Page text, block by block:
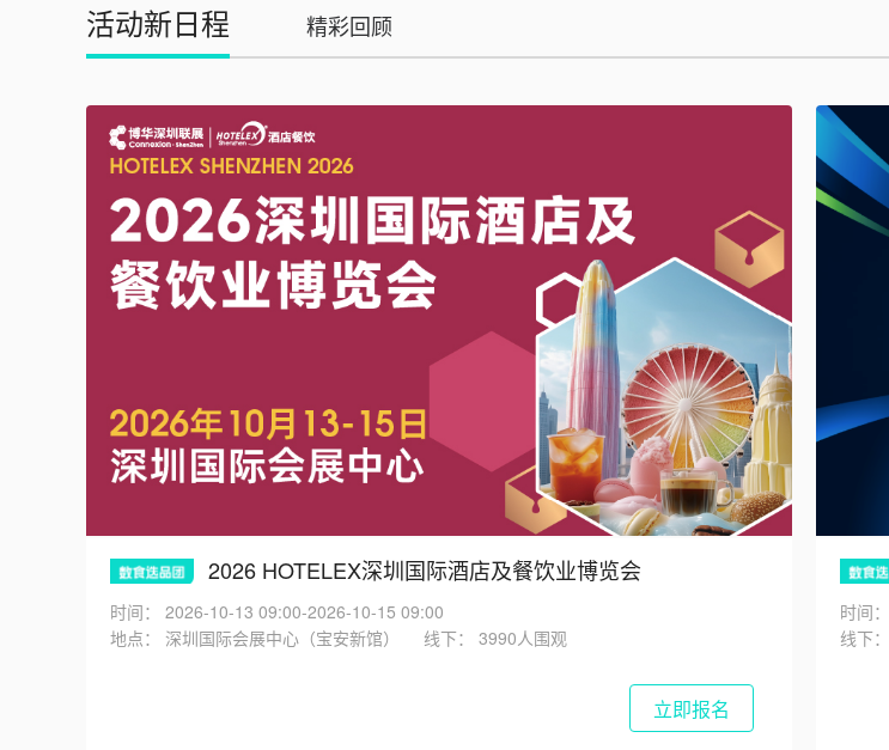
活动新日程 精彩回顾
2026 HOTELEX深圳国际酒店及餐饮业博览会
时间：
2026-10-13 09:00-2026-10-15 09:00
地点：
深圳国际会展中心（宝安新馆） 线下： 3990人围观
立即报名
时间：
线下：